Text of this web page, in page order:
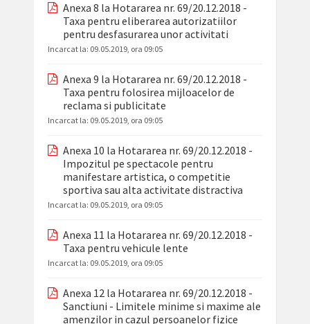
Anexa 8 la Hotararea nr. 69/20.12.2018 -
Taxa pentru eliberarea autorizatiilor
pentru desfasurarea unor activitati
Incarcat la: 09.05.2019, ora 09:05
Anexa 9 la Hotararea nr. 69/20.12.2018 -
Taxa pentru folosirea mijloacelor de
reclama si publicitate
Incarcat la: 09.05.2019, ora 09:05
Anexa 10 la Hotararea nr. 69/20.12.2018 -
Impozitul pe spectacole pentru
manifestare artistica, o competitie
sportiva sau alta activitate distractiva
Incarcat la: 09.05.2019, ora 09:05
Anexa 11 la Hotararea nr. 69/20.12.2018 -
Taxa pentru vehicule lente
Incarcat la: 09.05.2019, ora 09:05
Anexa 12 la Hotararea nr. 69/20.12.2018 -
Sanctiuni - Limitele minime si maxime ale
amenzilor in cazul persoanelor fizice